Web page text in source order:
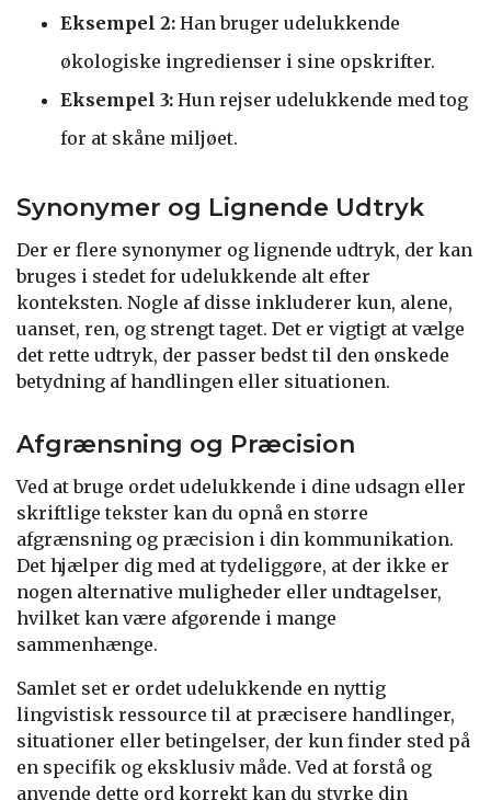
Eksempel 2: Han bruger udelukkende
økologiske ingredienser i sine opskrifter.
Eksempel 3: Hun rejser udelukkende med tog
for at skåne miljøet.
Synonymer og Lignende Udtryk
Der er flere synonymer og lignende udtryk, der kan
bruges i stedet for udelukkende alt efter
konteksten. Nogle af disse inkluderer kun, alene,
uanset, ren, og strengt taget. Det er vigtigt at vælge
det rette udtryk, der passer bedst til den ønskede
betydning af handlingen eller situationen.
Afgrænsning og Præcision
Ved at bruge ordet udelukkende i dine udsagn eller
skriftlige tekster kan du opnå en større
afgrænsning og præcision i din kommunikation.
Det hjælper dig med at tydeliggøre, at der ikke er
nogen alternative muligheder eller undtagelser,
hvilket kan være afgørende i mange
sammenhænge.
Samlet set er ordet udelukkende en nyttig
lingvistisk ressource til at præcisere handlinger,
situationer eller betingelser, der kun finder sted på
en specifik og eksklusiv måde. Ved at forstå og
anvende dette ord korrekt kan du styrke din